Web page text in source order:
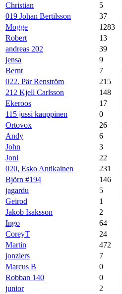
Christian
5
019 Johan Bertilsson
37
Mogge
1283
Robert
13
andreas 202
39
jensa
9
Bernt
7
022. Pär Renström
215
212 Kjell Carlsson
148
Ekeroos
17
115 jussi kauppinen
0
Ortovox
26
Andy
6
John
3
Joni
22
020, Esko Antikainen
231
Björn #194
146
jagardu
5
Geirod
1
Jakob Isaksson
2
Ingo
64
CoreyT
24
Martin
472
jonzlers
7
Marcus B
0
Robban 140
0
junior
2